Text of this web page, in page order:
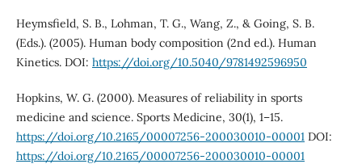
Heymsfield, S. B., Lohman, T. G., Wang, Z., & Going, S. B.
(Eds.). (2005). Human body composition (2nd ed.). Human
Kinetics. DOI: https://doi.org/10.5040/9781492596950
Hopkins, W. G. (2000). Measures of reliability in sports
medicine and science. Sports Medicine, 30(1), 1–15.
https://doi.org/10.2165/00007256-200030010-00001DOI:
https://doi.org/10.2165/00007256-200030010-00001